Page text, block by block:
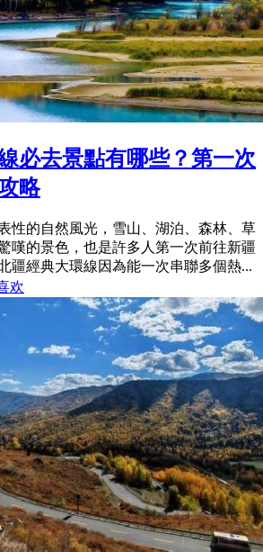
必去景點有哪些？第一次
略
性的自然風光，雪山、湖泊、森林、草
嘆的景色，也是許多人第一次前往新疆
疆經典大環線因為能一次串聯多個熱...
欢